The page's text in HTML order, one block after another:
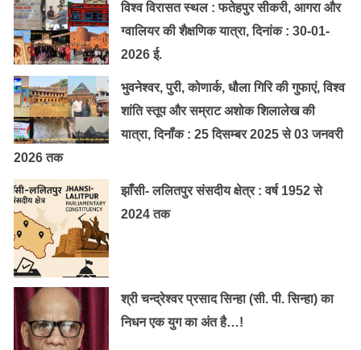
विश्व विरासत स्थल : फतेहपुर सीकरी, आगरा और
ग्वालियर की शैक्षणिक यात्रा, दिनांक : 30-01-
2026 ई.
भुवनेश्वर, पुरी, कोणार्क, धौला गिरि की गुफाएं, विश्व
शांति स्तूप और सम्राट अशोक शिलालेख की
यात्रा, दिनॉंक : 25 दिसम्बर 2025 से 03 जनवरी
2026 तक
झाँसी- ललितपुर संसदीय क्षेत्र : वर्ष 1952 से
2024 तक
श्री चन्द्रेश्वर प्रसाद सिन्हा (सी. पी. सिन्हा) का
निधन एक युग का अंत है…!